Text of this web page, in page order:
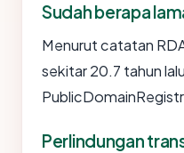
Sudah berapa
Menurut catatan
sekitar 20.7 tahun
Perlindungan